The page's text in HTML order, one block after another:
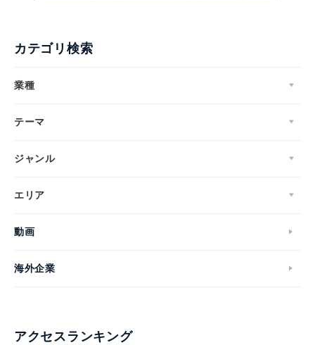
カテゴリ検索
業種
テーマ
ジャンル
エリア
動画
海外企業
アクセスランキング